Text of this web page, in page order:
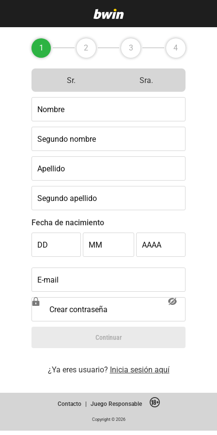
1 2 3 4
Sr. Sra.
Nombre
Segundo nombre
Apellido
Segundo apellido
Fecha de nacimiento
DD MM AAAA
E-mail
Crear contraseña
Continuar
¿Ya eres usuario? Inicia sesión aquí
Contacto | Juego Responsable
Copyright © 2026